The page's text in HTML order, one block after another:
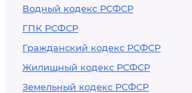
Водный кодекс РСФСР
ГПК РСФСР
Гражданский кодекс РСФСР
Жилищный кодекс РСФСР
Земельный кодекс РСФСР